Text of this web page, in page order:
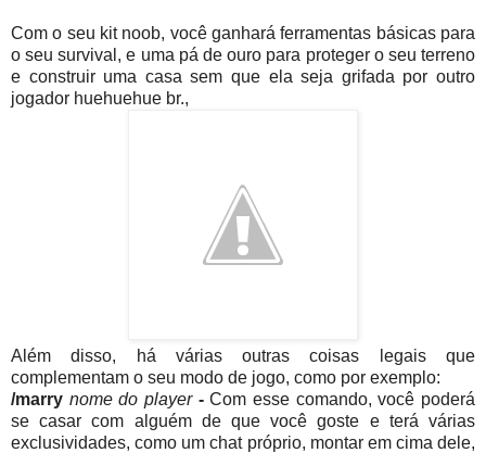
Com o seu kit noob, você ganhará ferramentas básicas para
o seu survival, e uma pá de ouro para proteger o seu terreno
e construir uma casa sem que ela seja grifada por outro
jogador huehuehue br.,
Além disso, há várias outras coisas legais que
complementam o seu modo de jogo, como por exemplo:
/marry nome do player -Com esse comando, você poderá
se casar com alguém de que você goste e terá várias
exclusividades, como um chat próprio, montar em cima dele,